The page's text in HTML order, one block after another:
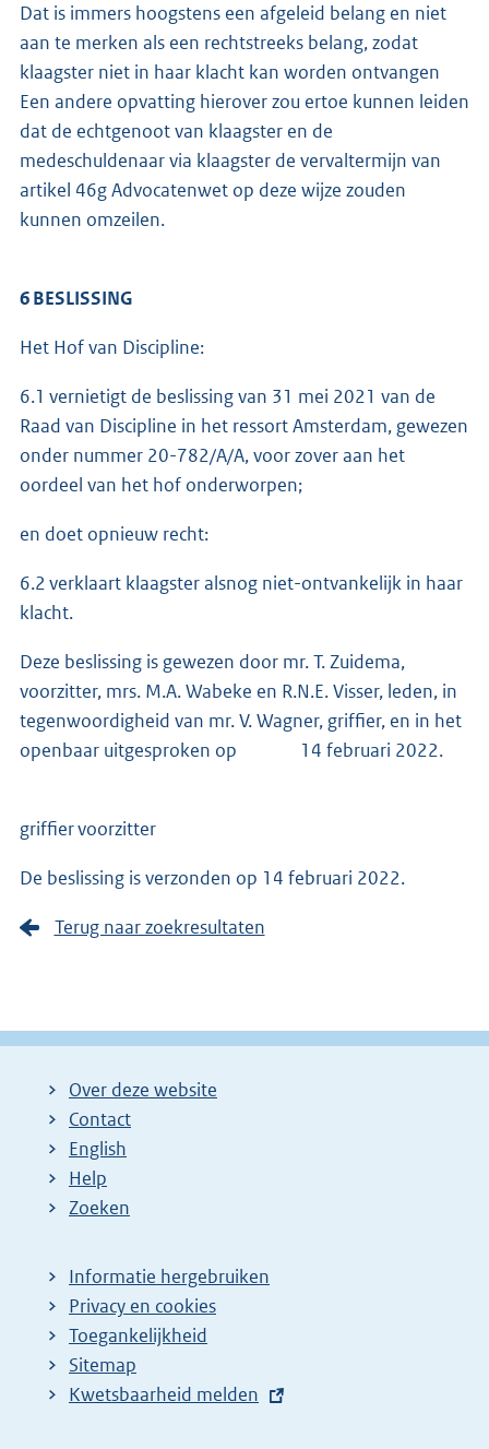
Dat is immers hoogstens een afgeleid belang en niet
aan te merken als een rechtstreeks belang, zodat
klaagster niet in haar klacht kan worden ontvangen
Een andere opvatting hierover zou ertoe kunnen leiden
dat de echtgenoot van klaagster en de
medeschuldenaar via klaagster de vervaltermijn van
artikel 46g Advocatenwet op deze wijze zouden
kunnen omzeilen.
6 BESLISSING
Het Hof van Discipline:
6.1 vernietigt de beslissing van 31 mei 2021 van de
Raad van Discipline in het ressort Amsterdam, gewezen
onder nummer 20-782/A/A, voor zover aan het
oordeel van het hof onderworpen;
en doet opnieuw recht:
6.2 verklaart klaagster alsnog niet-ontvankelijk in haar
klacht.
Deze beslissing is gewezen door mr. T. Zuidema,
voorzitter, mrs. M.A. Wabeke en R.N.E. Visser, leden, in
tegenwoordigheid van mr. V. Wagner, griffier, en in het
openbaar uitgesproken op 14 februari 2022.
griffier voorzitter
De beslissing is verzonden op 14 februari 2022.
Terug naar zoekresultaten
Over deze website
Contact
English
Help
Zoeken
Informatie hergebruiken
Privacy en cookies
Toegankelijkheid
Sitemap
E
Kwetsbaarheid melden